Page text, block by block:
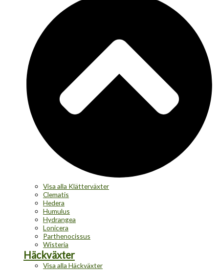
Visa alla Klätterväxter
Clematis
Hedera
Humulus
Hydrangea
Lonicera
Parthenocissus
Wisteria
Häckväxter
Visa alla Häckväxter